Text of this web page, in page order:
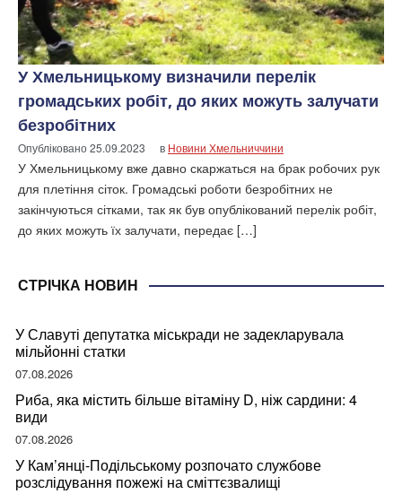
У Хмельницькому визначили перелік
громадських робіт, до яких можуть залучати
безробітних
Опубліковано25.09.2023 в Новини Хмельниччини
У Хмельницькому вже давно скаржаться на брак робочих рук
для плетіння сіток. Громадські роботи безробітних не
закінчуються сітками, так як був опублікований перелік робіт,
до яких можуть їх залучати, передає […]
СТРІЧКА НОВИН
У Славуті депутатка міськради не задекларувала
мільйонні статки
07.08.2026
Риба, яка містить більше вітаміну D, ніж сардини: 4
види
07.08.2026
У Кам’янці-Подільському розпочато службове
розслідування пожежі на сміттєзвалищі